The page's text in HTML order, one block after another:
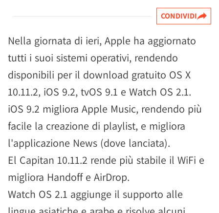
CONDIVIDI
Nella giornata di ieri, Apple ha aggiornato
tutti i suoi sistemi operativi, rendendo
disponibili per il download gratuito OS X
10.11.2, iOS 9.2, tvOS 9.1 e Watch OS 2.1.
iOS 9.2 migliora Apple Music, rendendo più
facile la creazione di playlist, e migliora
l'applicazione News (dove lanciata).
El Capitan 10.11.2 rende più stabile il WiFi e
migliora Handoff e AirDrop.
Watch OS 2.1 aggiunge il supporto alle